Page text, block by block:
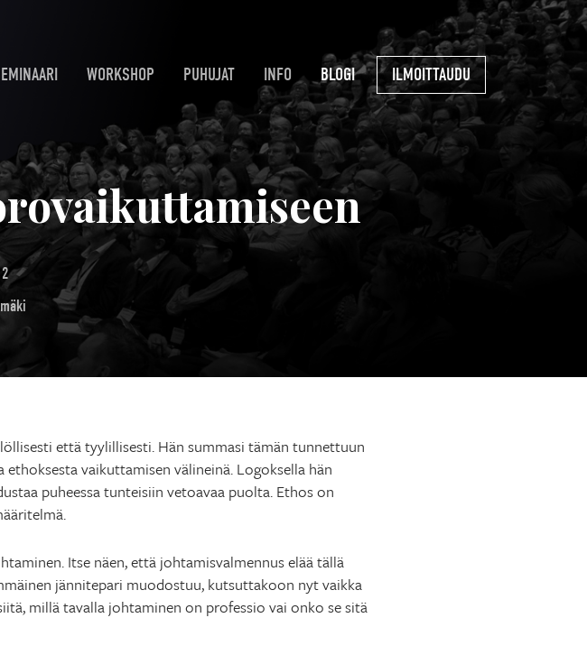
WORKSHOP PUHUJAT INFO BLOGI ILMOITTAUDU
että tyylillisesti. Hän summasi tämän tunnettuun
vaikuttamisen välineinä. Logoksella hän
puheessa tunteisiin vetoavaa puolta. Ethos on
Itse näen, että johtamisvalmennus elää tällä
jännitepari muodostuu, kutsuttakoon nyt vaikka
millä tavalla johtaminen on professio vai onko se sitä